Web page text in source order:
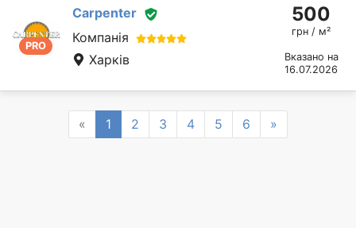
PRO
Сarpenter
Компанія
Харків
500
грн / м²
Вказано на
16.07.2026
« Previous
1 2 3 4 5 6 »